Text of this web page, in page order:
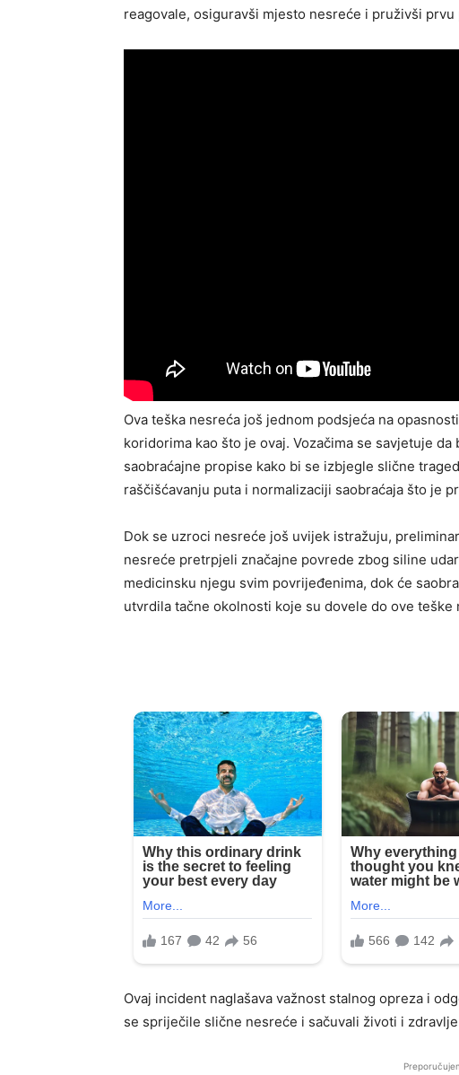
reagovale, osiguravši mjesto nesreće i pruživši
Ova teška nesreća još jednom podsjeća na
koridorima kao što je ovaj. Vozačima se savjetuje
saobraćajne propise kako bi se izbjegle slične
raščišćavanju puta i normalizaciji saobraćaja što je
Dok se uzroci nesreće još uvijek istražuju,
nesreće pretrpjeli značajne povrede zbog siline
medicinsku njegu svim povrijeđenima, dok će
utvrdila tačne okolnosti koje su dovele do ove teške
Ovaj incident naglašava važnost stalnog opreza i
se spriječile slične nesreće i sačuvali životi i